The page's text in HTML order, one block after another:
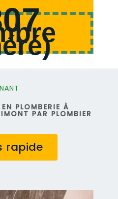
)
PLOMBERIE À
PAR PLOMBIER
rapide